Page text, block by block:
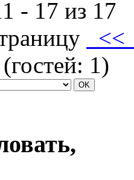
- 17 из 17
1)